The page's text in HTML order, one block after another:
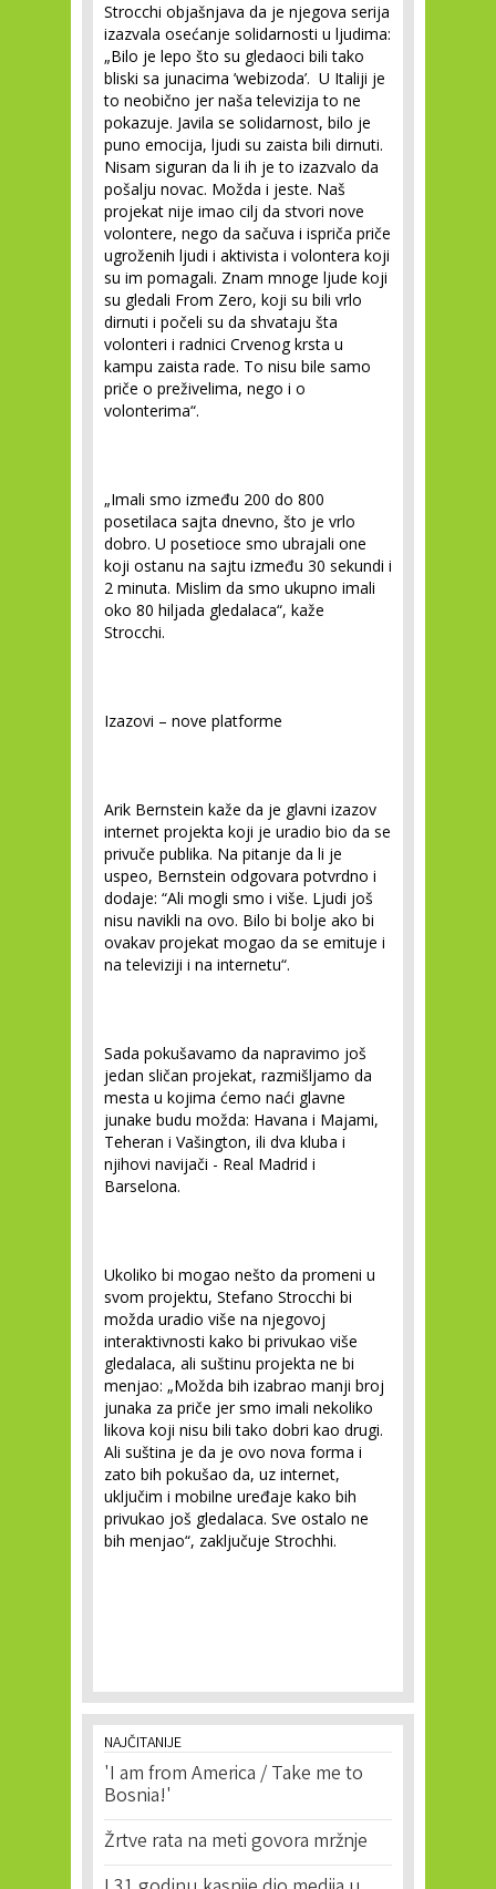
Strocchi objašnjava da je njegova serija
izazvala osećanje solidarnosti u ljudima:
„Bilo je lepo što su gledaoci bili tako
bliski sa junacima ’webizoda’. U Italiji je
to neobično jer naša televizija to ne
pokazuje. Javila se solidarnost, bilo je
puno emocija, ljudi su zaista bili dirnuti.
Nisam siguran da li ih je to izazvalo da
pošalju novac. Možda i jeste. Naš
projekat nije imao cilj da stvori nove
volontere, nego da sačuva i ispriča priče
ugroženih ljudi i aktivista i volontera koji
su im pomagali. Znam mnoge ljude koji
su gledali From Zero, koji su bili vrlo
dirnuti i počeli su da shvataju šta
volonteri i radnici Crvenog krsta u
kampu zaista rade. To nisu bile samo
priče o preživelima, nego i o
volonterima“.
„Imali smo između 200 do 800
posetilaca sajta dnevno, što je vrlo
dobro. U posetioce smo ubrajali one
koji ostanu na sajtu između 30 sekundi i
2 minuta. Mislim da smo ukupno imali
oko 80 hiljada gledalaca“, kaže
Strocchi.
Izazovi – nove platforme
Arik Bernstein kaže da je glavni izazov
internet projekta koji je uradio bio da se
privuče publika. Na pitanje da li je
uspeo, Bernstein odgovara potvrdno i
dodaje: “Ali mogli smo i više. Ljudi još
nisu navikli na ovo. Bilo bi bolje ako bi
ovakav projekat mogao da se emituje i
na televiziji i na internetu“.
Sada pokušavamo da napravimo još
jedan sličan projekat, razmišljamo da
mesta u kojima ćemo naći glavne
junake budu možda: Havana i Majami,
Teheran i Vašington, ili dva kluba i
njihovi navijači - Real Madrid i
Barselona.
Ukoliko bi mogao nešto da promeni u
svom projektu, Stefano Strocchi bi
možda uradio više na njegovoj
interaktivnosti kako bi privukao više
gledalaca, ali suštinu projekta ne bi
menjao: „Možda bih izabrao manji broj
junaka za priče jer smo imali nekoliko
likova koji nisu bili tako dobri kao drugi.
Ali suština je da je ovo nova forma i
zato bih pokušao da, uz internet,
uključim i mobilne uređaje kako bih
privukao još gledalaca. Sve ostalo ne
bih menjao“, zaključuje Strochhi.
NAJČITANIJE
'I am from America / Take me to
Bosnia!'
Žrtve rata na meti govora mržnje